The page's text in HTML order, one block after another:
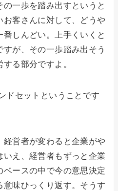
一歩を踏み出すというと
お客さんに対して、どうや
しんどい。上手くいくと
が、その一歩踏み出そう
る部分ですよ。
ドセットということです
経営者が変わると企業がや
いえ、経営者もずっと企業
ースの中で今の意思決定
意味ひっくり返す。そうす